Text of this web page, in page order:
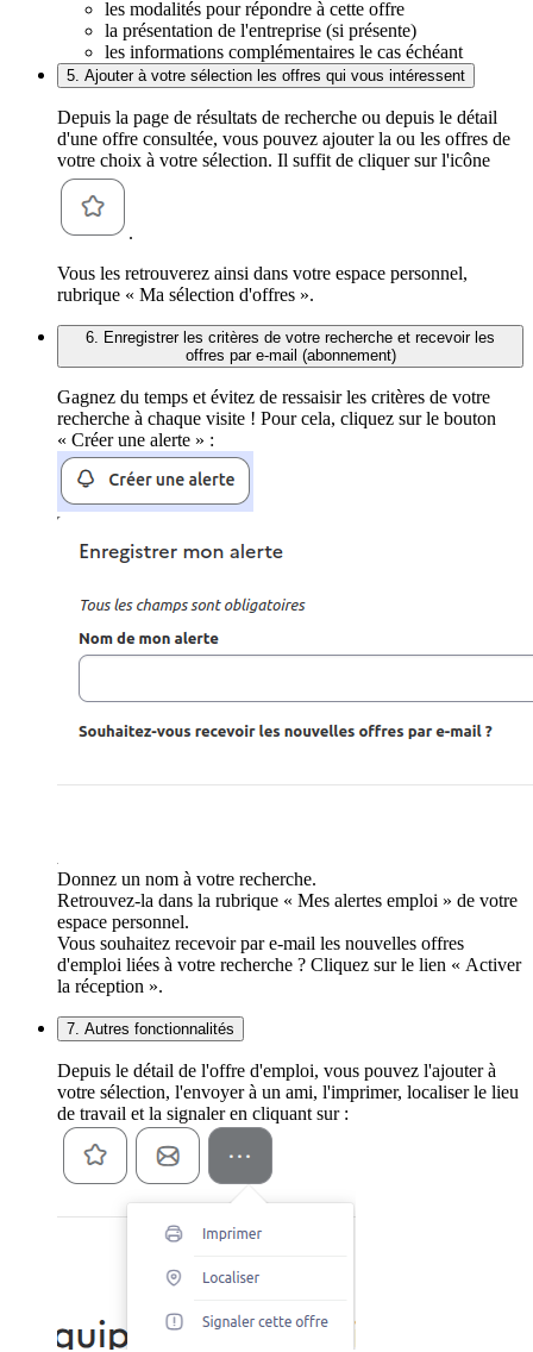
les modalités pour répondre à cette offre
la présentation de l'entreprise (si présente)
les informations complémentaires le cas échéant
5. Ajouter à votre sélection les offres qui vous intéressent
Depuis la page de résultats de recherche ou depuis le détail
d'une offre consultée, vous pouvez ajouter la ou les offres de
votre choix à votre sélection. Il suffit de cliquer sur l'icône
.
Vous les retrouverez ainsi dans votre espace personnel,
rubrique « Ma sélection d'offres ».
6. Enregistrer les critères de votre recherche et recevoir les
offres par e-mail (abonnement)
Gagnez du temps et évitez de ressaisir les critères de votre
recherche à chaque visite ! Pour cela, cliquez sur le bouton
« Créer une alerte » :
Donnez un nom à votre recherche.
Retrouvez-la dans la rubrique « Mes alertes emploi » de votre
espace personnel.
Vous souhaitez recevoir par e-mail les nouvelles offres
d'emploi liées à votre recherche ? Cliquez sur le lien « Activer
la réception ».
7. Autres fonctionnalités
Depuis le détail de l'offre d'emploi, vous pouvez l'ajouter à
votre sélection, l'envoyer à un ami, l'imprimer, localiser le lieu
de travail et la signaler en cliquant sur :